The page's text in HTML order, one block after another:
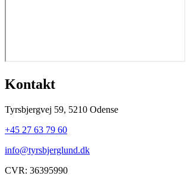
Kontakt
Tyrsbjergvej 59, 5210 Odense​​​
+45 27 63 79 60​
info@tyrsbjerglund.dk
CVR: 36395990